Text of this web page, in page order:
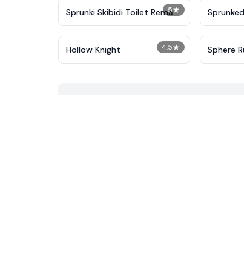
5★
Sprunki Skibidi Toilet Remake
5
All Alive
4.5★
Hollow Knight Sphere